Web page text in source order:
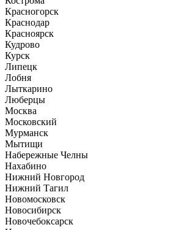
Красногорск
Краснодар
Красноярск
Кудрово
Курск
Липецк
Лобня
Лыткарино
Люберцы
Москва
Московский
Мурманск
Мытищи
Набережные Челны
Нахабино
Нижний Новгород
Нижний Тагил
Новомосковск
Новосибирск
Новочебоксарск